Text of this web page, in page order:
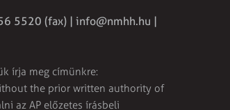
5520 (fax) | info@nmhh.hu |
írja meg címünkre:
the prior written authority of
az AP előzetes írásbeli